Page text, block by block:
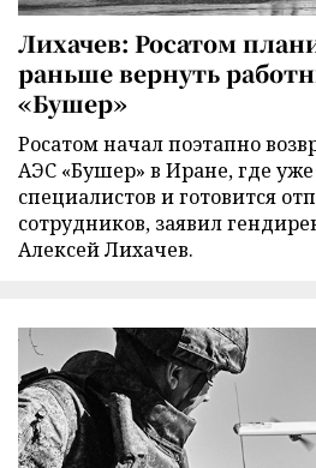
Лихачев: Росатом
раньше вернуть
«Бушер»
Росатом начал поэтапно
АЭС «Бушер» в Иране, где уже
специалистов и готовится
сотрудников, заявил
Алексей Лихачев.